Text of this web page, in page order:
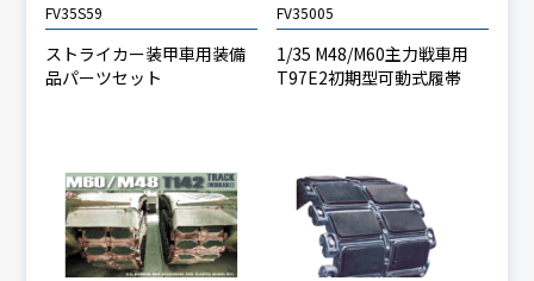
FV35S59
ストライカー装甲車用装備
品パーツセット
FV35005
1/35 M48/M60主力戦車用
T97E2初期型可動式履帯